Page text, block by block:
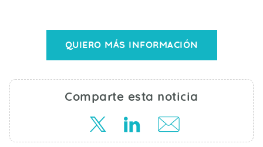
QUIERO MÁS INFORMACIÓN
Comparte esta noticia